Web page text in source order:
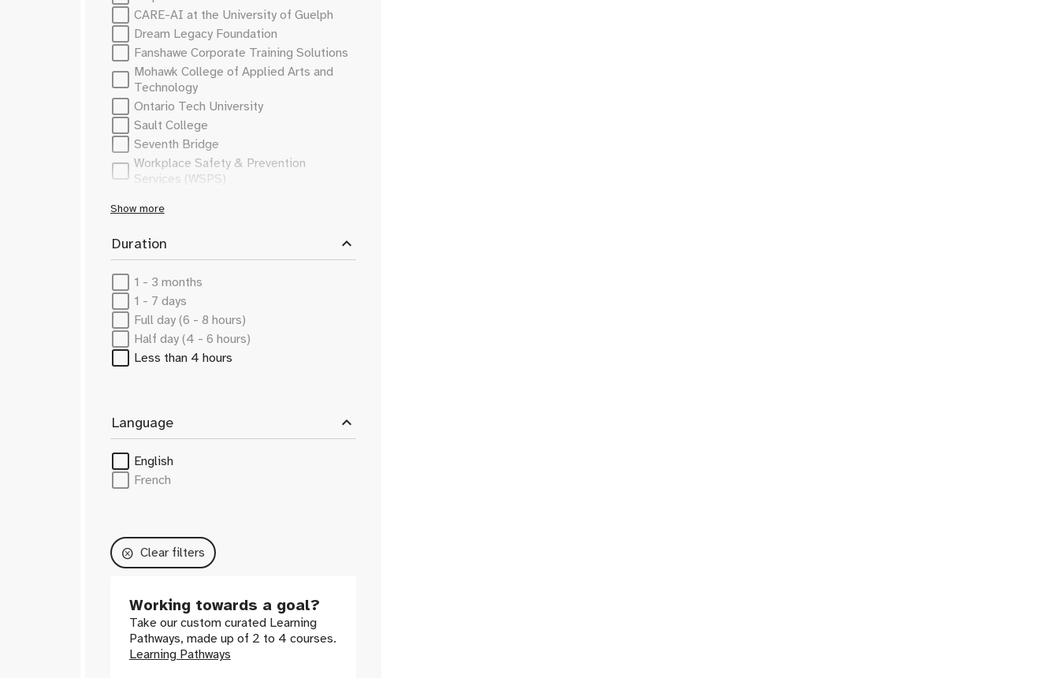
Responsable de la sécurité
Responsable des opérations
Responsable des ressources humaines
Risk Analyst
Safety Analyst
Safety Engineer
Safety Officer
Sales Specialist
Scientifique des données
Software Developer
Spécialiste des ventes
Spécialiste en IA
Spécialiste en communication
Spécialiste en développement durable
Spécialiste en simulation et
modélisation
System Developer
System Engineer
Technicien VE
Sustainable Design
Systèmes de gestion de batterie
Systèmes de reformage embarqués
Technologie des batteries
Vehicle Communication
Véhicules autonomes (VA)
Véhicules électriques
Véhicules électriques (VE)
CARE-AI at the University of Guelph
Dream Legacy Foundation
Fanshawe Corporate Training Solutions
Mohawk College of Applied Arts and
Technology
Ontario Tech University
Sault College
Seventh Bridge
Workplace Safety & Prevention
Services (WSPS)
Show more
Duration expand_less
1 - 3 months
1 - 7 days
Full day (6 - 8 hours)
Half day (4 - 6 hours)
Less than 4 hours
Language expand_less
English
French
cancel Clear filters
Working towards a goal?
Take our custom curated Learning
Pathways, made up of 2 to 4 courses.
Learning Pathways